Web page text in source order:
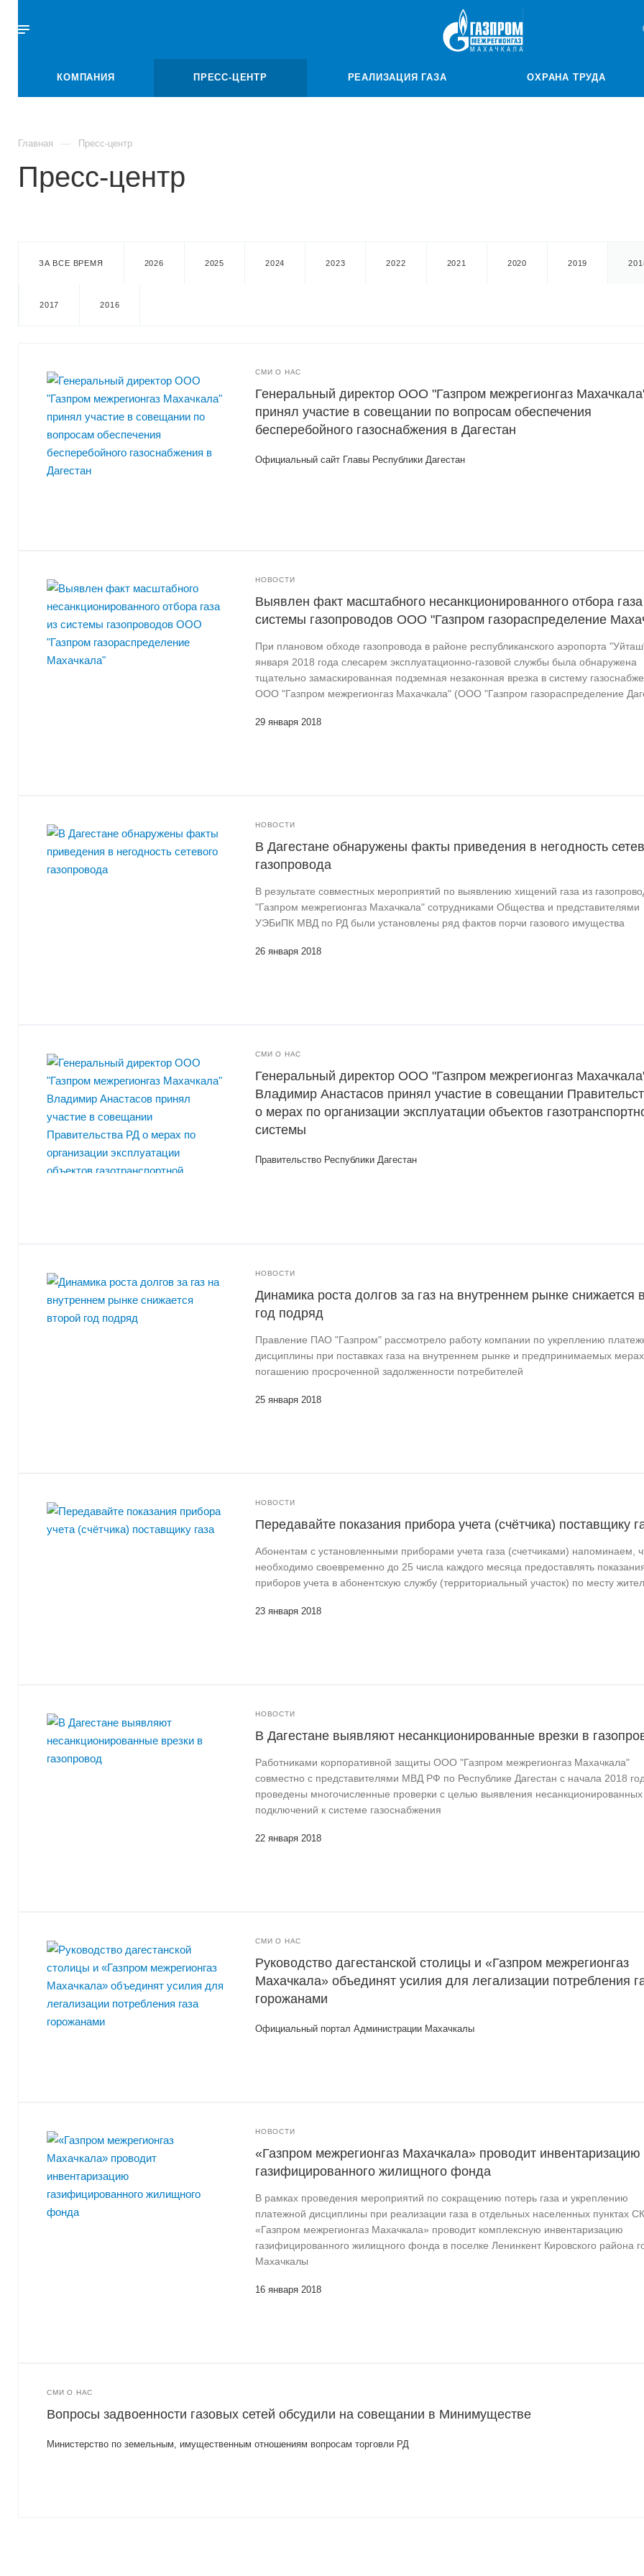
КОМПАНИЯ ПРЕСС-ЦЕНТР РЕАЛИЗАЦИЯ ГАЗА ОХРАНА ТРУДА
Главная Пресс-центр
Пресс-центр
ЗА ВСЕ ВРЕМЯ 2026 2025 2024 2023 2022 2021 2020 2019
2017 2016
СМИ О НАС
Генеральный директор ООО "Газпром межрегионгаз
принял участие в совещании по вопросам обеспечения
бесперебойного газоснабжения в Дагестан
Официальный сайт Главы Республики Дагестан
НОВОСТИ
Выявлен факт масштабного несанкционированного отбора
системы газопроводов ООО "Газпром газораспределение
При плановом обходе газопровода в районе республиканского аэропорта
января 2018 года слесарем эксплуатационно-газовой службы была обнаружена
тщательно замаскированная подземная незаконная врезка в систему
ООО "Газпром межрегионгаз Махачкала" (ООО "Газпром газораспределение
29 января 2018
НОВОСТИ
В Дагестане обнаружены факты приведения в негодность
газопровода
В результате совместных мероприятий по выявлению хищений газа из
"Газпром межрегионгаз Махачкала" сотрудниками Общества и представителями
УЭБиПК МВД по РД были установлены ряд фактов порчи газового имущества
26 января 2018
СМИ О НАС
Генеральный директор ООО "Газпром межрегионгаз
Владимир Анастасов принял участие в совещании
о мерах по организации эксплуатации объектов
системы
Правительство Республики Дагестан
НОВОСТИ
Динамика роста долгов за газ на внутреннем рынке снижается
год подряд
Правление ПАО "Газпром" рассмотрело работу компании по укреплению
дисциплины при поставках газа на внутреннем рынке и предпринимаемых
погашению просроченной задолженности потребителей
25 января 2018
НОВОСТИ
Передавайте показания прибора учета (счётчика) поставщику
Абонентам с установленными приборами учета газа (счетчиками) напоминаем,
необходимо своевременно до 25 числа каждого месяца предоставлять
приборов учета в абонентскую службу (территориальный участок) по месту
23 января 2018
НОВОСТИ
В Дагестане выявляют несанкционированные врезки в
Работниками корпоративной защиты ООО "Газпром межрегионгаз Махачкала"
совместно с представителями МВД РФ по Республике Дагестан с начала 2018
проведены многочисленные проверки с целью выявления несанкционированных
подключений к системе газоснабжения
22 января 2018
СМИ О НАС
Руководство дагестанской столицы и «Газпром межрегионгаз
Махачкала» объединят усилия для легализации потребления
горожанами
Официальный портал Администрации Махачкалы
НОВОСТИ
«Газпром межрегионгаз Махачкала» проводит инвентаризацию
газифицированного жилищного фонда
В рамках проведения мероприятий по сокращению потерь газа и укреплению
платежной дисциплины при реализации газа в отдельных населенных пунктах
«Газпром межрегионгаз Махачкала» проводит комплексную инвентаризацию
газифицированного жилищного фонда в поселке Ленинкент Кировского района
Махачкалы
16 января 2018
СМИ О НАС
Вопросы задвоенности газовых сетей обсудили на совещании в Минимуществе
Министерство по земельным, имущественным отношениям вопросам торговли РД